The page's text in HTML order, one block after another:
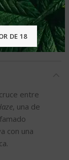
DE 18
Sativa ,
entre
, una de
con una